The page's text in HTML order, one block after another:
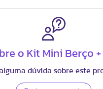
o Kit Mini Berço
dúvida sobre este